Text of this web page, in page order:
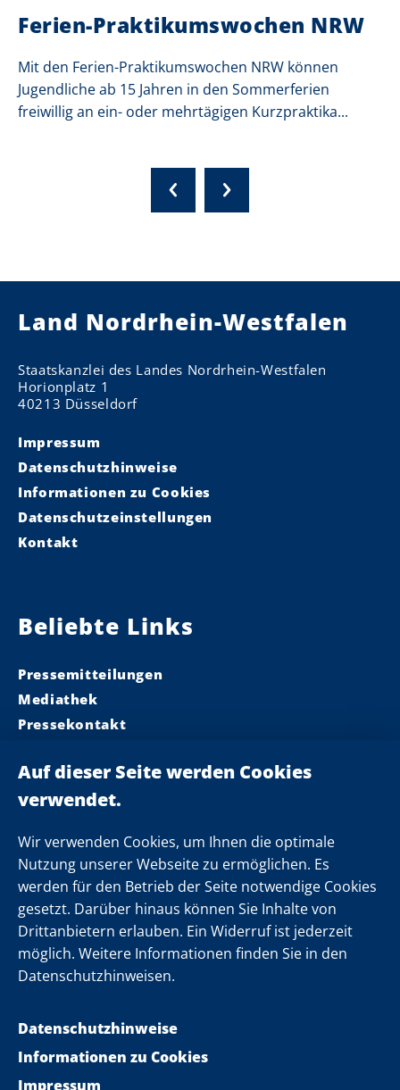
Wir verwenden Cookies, um Ihnen die optimale
Nutzung unserer Webseite zu ermöglichen. Es
werden für den Betrieb der Seite notwendige Cookies
gesetzt. Darüber hinaus können Sie Inhalte von
Drittanbietern erlauben. Ein Widerruf ist jederzeit
möglich. Weitere Informationen finden Sie in den
Datenschutzhinweisen.
Datenschutzhinweise
Impressum
Informationen zu Cookies
Ferien-Praktikumswochen NRW
Mit den Ferien-Praktikumswochen NRW können
Jugendliche ab 15 Jahren in den Sommerferien
freiwillig an ein- oder mehrtägigen Kurzpraktika...
Land Nordrhein-Westfalen
Staatskanzlei des Landes Nordrhein-Westfalen
Horionplatz 1
40213 Düsseldorf
Impressum
Datenschutzhinweise
Informationen zu Cookies
Datenschutzeinstellungen
Kontakt
Beliebte Links
Pressemitteilungen
Mediathek
Pressekontakt
Landeskabinett
Einsamkeit
Folgen Sie uns